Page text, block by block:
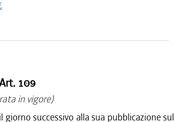
109
in vigore)
successivo alla sua pubblicazione sul